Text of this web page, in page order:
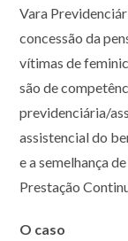
Vara
concessão da
vítimas de
são de
previdenciária/
assistencial do
e a semelhança
Prestação
O caso